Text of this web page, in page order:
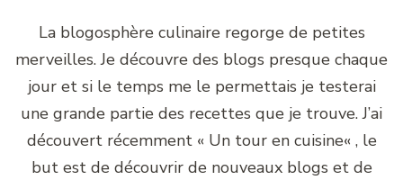
La blogosphère culinaire regorge de petites
merveilles. Je découvre des blogs presque chaque
jour et si le temps me le permettais je testerai
une grande partie des recettes que je trouve. J’ai
découvert récemment « Un tour en cuisine« , le
but est de découvrir de nouveaux blogs et de